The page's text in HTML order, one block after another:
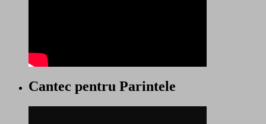
Cantec pentru Parintele